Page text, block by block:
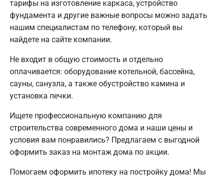
тарифы на изготовление каркаса, устройство
фундамента и другие важные вопросы можно задать
нашим специалистам по телефону, который вы
найдете на сайте компании.
Не входит в общую стоимость и отдельно
оплачивается: оборудование котельной, бассейна,
сауны, санузла, а также обустройство камина и
установка печки.
Ищете профессиональную компанию для
строительства современного дома и наши цены и
условия вам понравились? Предлагаем с выгодной
оформить заказ на монтаж дома по акции.
Помогаем оформить ипотеку на постройку дома! Мы